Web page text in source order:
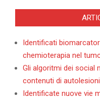
Identificati
chemioterapia nel
Gli algoritmi dei social
contenuti di
Identificate nuove vie